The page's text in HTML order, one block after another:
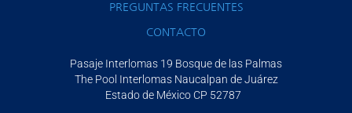
PREGUNTAS FRECUENTES
CONTACTO
Pasaje Interlomas 19 Bosque de las Palmas
The Pool Interlomas Naucalpan de Juárez
Estado de México CP 52787